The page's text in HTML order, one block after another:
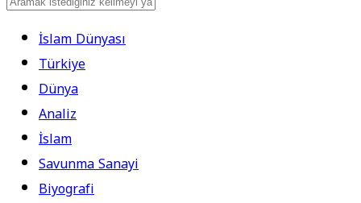
İslam Dünyası
Türkiye
Dünya
Analiz
İslam
Savunma Sanayi
Biyografi